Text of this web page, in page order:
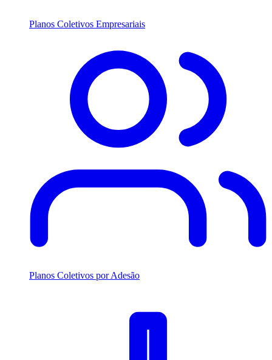
Planos Coletivos Empresariais
Planos Coletivos por Adesão